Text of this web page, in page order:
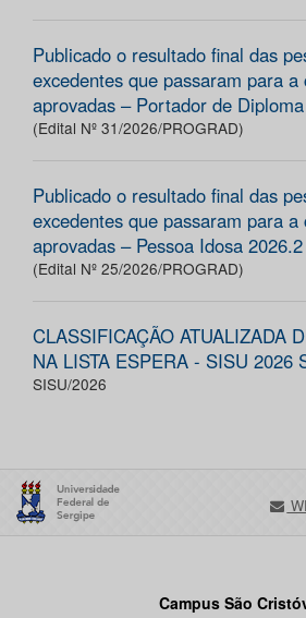
Publicado o resultado final das
excedentes que passaram para a
aprovadas – Portador de
(Edital Nº 31/2026/PROGRAD)
Publicado o resultado final das
excedentes que passaram para a
aprovadas – Pessoa Idosa 2026.2
(Edital Nº 25/2026/PROGRAD)
CLASSIFICAÇÃO ATUALIZADA
NA LISTA ESPERA - SISU 2026
SISU/2026
Campus São